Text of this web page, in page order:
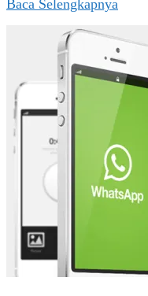
Baca Selengkapnya